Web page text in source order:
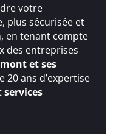
votre
plus sécurisée et
en tenant compte
des entreprises
et ses
20 ans d’expertise
services